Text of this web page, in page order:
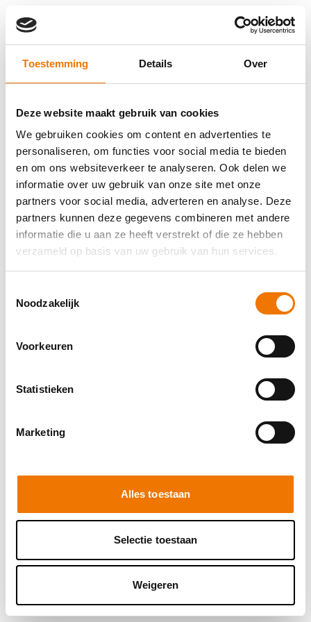
Toestemming Details Over
Deze website maakt gebruik van cookies
We gebruiken cookies om content en advertenties te
personaliseren, om functies voor social media te bieden
en om ons websiteverkeer te analyseren. Ook delen we
informatie over uw gebruik van onze site met onze
partners voor social media, adverteren en analyse. Deze
partners kunnen deze gegevens combineren met andere
informatie die u aan ze heeft verstrekt of die ze hebben
verzameld op basis van uw gebruik van hun services.
Noodzakelijk
Voorkeuren
Statistieken
Marketing
Alles toestaan
Selectie toestaan
Weigeren
Application error: a client-side exception has occurred (see the